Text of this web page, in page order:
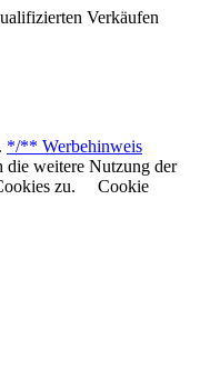
Verkäufen
*/** Werbehinweis
die weitere Nutzung der
zu.
Cookie